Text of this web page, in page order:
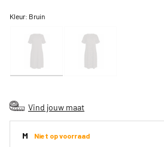
Kleur: Bruin
Vind jouw maat
M Niet op voorraad